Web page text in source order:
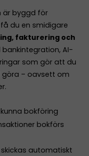
är byggd för
du en smidigare
fakturering och
bankintegration, AI-
som gör att du
göra – oavsett om
bokföring
bokförs
automatiskt